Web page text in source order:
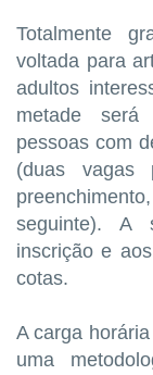
Totalmente
voltada para
adultos
metade será
pessoas com
(duas
seguinte). A
inscrição e
cotas.
A carga
uma